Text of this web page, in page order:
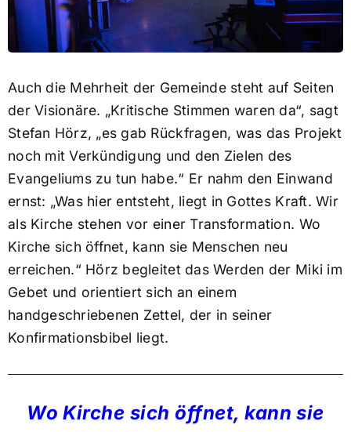
Auch die Mehrheit der Gemeinde steht auf Seiten
der Visionäre. „Kritische Stimmen waren da“, sagt
Stefan Hörz, „es gab Rückfragen, was das Projekt
noch mit Verkündigung und den Zielen des
Evangeliums zu tun habe.“ Er nahm den Einwand
ernst: „Was hier entsteht, liegt in Gottes Kraft. Wir
als Kirche stehen vor einer Transformation. Wo
Kirche sich öffnet, kann sie Menschen neu
erreichen.“ Hörz begleitet das Werden der Miki im
Gebet und orientiert sich an einem
handgeschriebenen Zettel, der in seiner
Konfirmationsbibel liegt.
Wo Kirche sich öffnet, kann sie